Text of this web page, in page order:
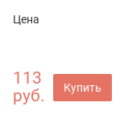
Цена
113
руб.
Купить